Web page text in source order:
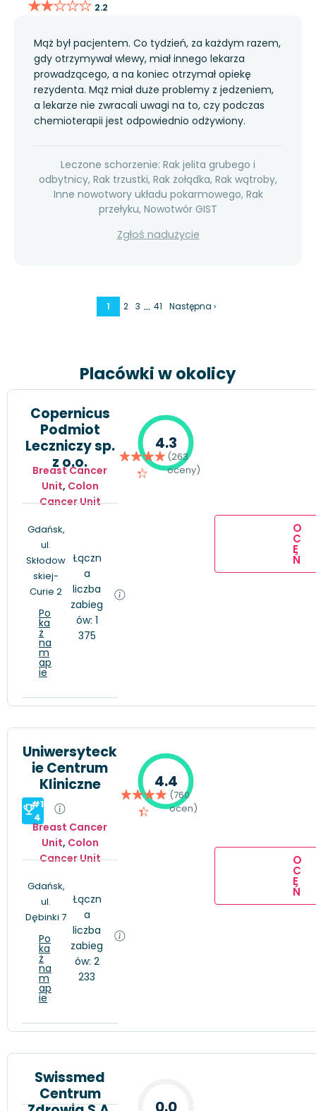
★★★★★
★★★★★ 2.2
Mąż był pacjentem. Co tydzień, za każdym razem,
gdy otrzymywał wlewy, miał innego lekarza
prowadzącego, a na koniec otrzymał opiekę
rezydenta. Mąż miał duże problemy z jedzeniem,
a lekarze nie zwracali uwagi na to, czy podczas
chemioterapii jest odpowiednio odżywiony.
Leczone schorzenie: Rak jelita grubego i
odbytnicy, Rak trzustki, Rak żołądka, Rak wątroby,
Inne nowotwory układu pokarmowego, Rak
przełyku, Nowotwór GIST
Zgłoś nadużycie
1 2 3 … 41 Następna ›
Placówki w okolicy
Copernicus
Podmiot
Leczniczy sp.
z o.o.
Breast Cancer
Unit, Colon
Cancer Unit
Gdańsk,
ul.
Skłodow
skiej-
Curie 2
Po
ka
ż
na
m
ap
ie
Łączn
a
liczba
zabieg
ów: 1
375
4.3
(263
oceny)
O
C
E
Ń
Uniwersyteck
ie Centrum
Kliniczne
#1
4
Breast Cancer
Unit, Colon
Cancer Unit
Gdańsk,
ul.
Dębinki 7
Po
ka
ż
na
m
ap
ie
Łączn
a
liczba
zabieg
ów: 2
233
4.4
(760
ocen)
O
C
E
Ń
Swissmed
Centrum
0.0